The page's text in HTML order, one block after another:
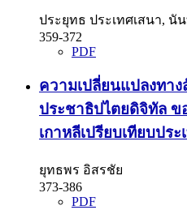
ประยุทธ ประเทศเสนา,
359-372
PDF
ความเปลี่ยนแปลงทา
ประชาธิปไตยดิจิทัล ข
เกาหลีเปรียบเทียบประ
ยุทธพร อิสรชัย
373-386
PDF